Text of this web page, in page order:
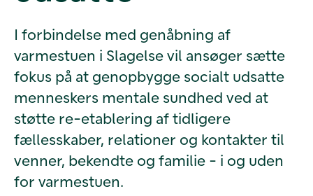
I forbindelse med genåbning af
varmestuen i Slagelse vil ansøger sætte
fokus på at genopbygge socialt udsatte
menneskers mentale sundhed ved at
støtte re-etablering af tidligere
fællesskaber, relationer og kontakter til
venner, bekendte og familie - i og uden
for varmestuen.